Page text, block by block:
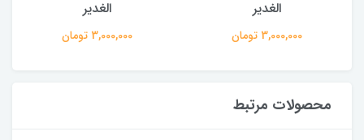
الغدیر
3,000,000 تومان
الغدیر
3,000,000 تومان
محصولات مرتبط